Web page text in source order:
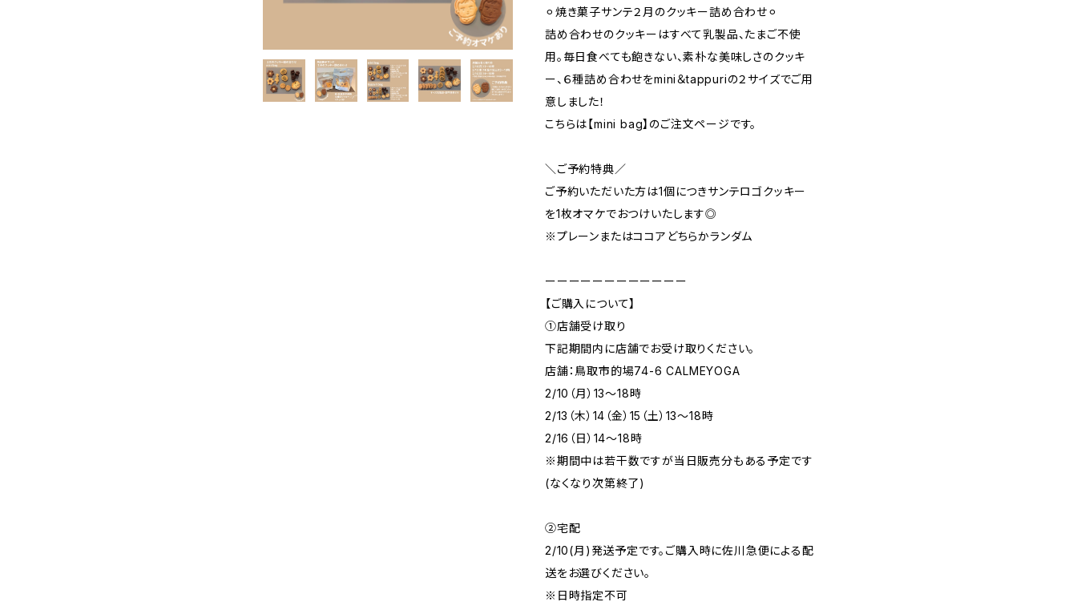
⚪︎焼き菓子サンテ２月のクッキー詰め合わせ⚪︎
詰め合わせのクッキーはすべて乳製品、たまご不使
用。毎日食べても飽きない、素朴な美味しさのクッキ
ー、６種詰め合わせをmini＆tappuriの２サイズでご用
意しました！
こちらは【mini bag】のご注文ページです。
＼ご予約特典／
ご予約いただいた方は1個につきサンテロゴクッキー
を1枚オマケでおつけいたします◎
※プレーンまたはココアどちらかランダム
ーーーーーーーーーーーー
【ご購入について】
①店舗受け取り
下記期間内に店舗でお受け取りください。
店舗：鳥取市的場74-6 CALMEYOGA
2/10（月）13～18時
2/13（木）14（金）15（土）13～18時
2/16（日）14～18時
※期間中は若干数ですが当日販売分もある予定です
(なくなり次第終了)
②宅配
2/10(月)発送予定です。ご購入時に佐川急便による配
送をお選びください。
※日時指定不可